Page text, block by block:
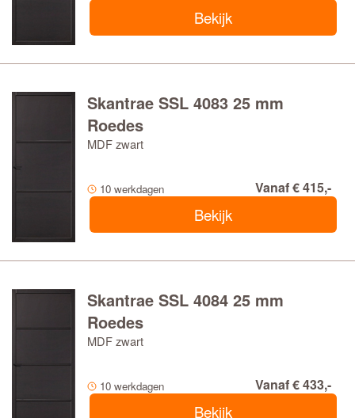
Bekijk
Skantrae SSL 4083 25 mm
Roedes
MDF zwart
10 werkdagen Vanaf € 415,-
Bekijk
Skantrae SSL 4084 25 mm
Roedes
MDF zwart
10 werkdagen Vanaf € 433,-
Bekijk